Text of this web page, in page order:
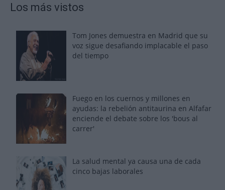
Los más vistos
Tom Jones demuestra en Madrid que su
voz sigue desafiando implacable el paso
del tiempo
Fuego en los cuernos y millones en
ayudas: la rebelión antitaurina en Alfafar
enciende el debate sobre los 'bous al
carrer'
La salud mental ya causa una de cada
cinco bajas laborales